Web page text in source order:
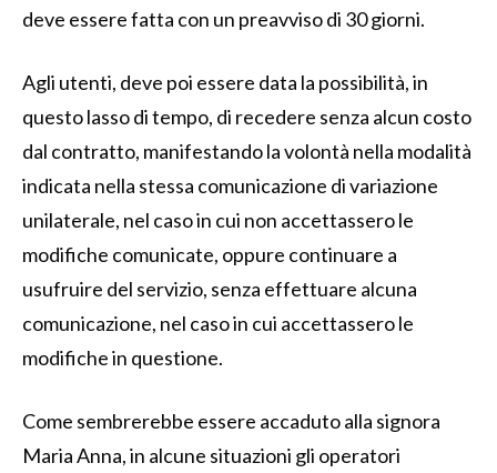
deve essere fatta con un preavviso di 30 giorni.
Agli utenti, deve poi essere data la possibilità, in
questo lasso di tempo, di recedere senza alcun costo
dal contratto, manifestando la volontà nella modalità
indicata nella stessa comunicazione di variazione
unilaterale, nel caso in cui non accettassero le
modifiche comunicate, oppure continuare a
usufruire del servizio, senza effettuare alcuna
comunicazione, nel caso in cui accettassero le
modifiche in questione.
Come sembrerebbe essere accaduto alla signora
Maria Anna, in alcune situazioni gli operatori